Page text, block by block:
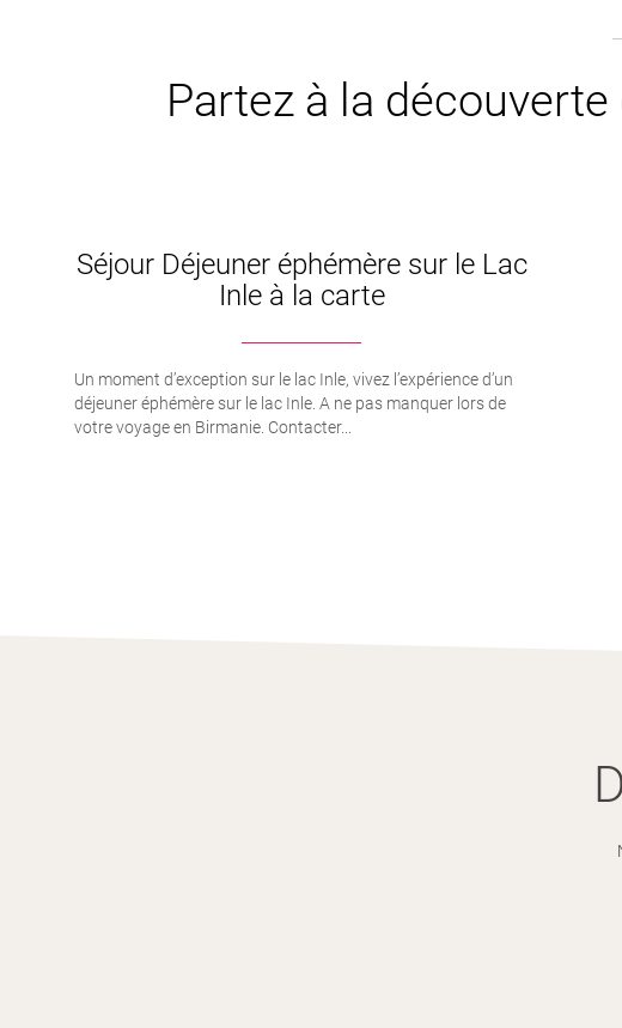
Partez à la
Séjour Déjeuner éphémère sur le Lac
Inle à la carte
Un moment d’exception sur le lac Inle, vivez l’expérience d’un
déjeuner éphémère sur le lac Inle. A ne pas manquer lors de
votre voyage en Birmanie. Contacter...